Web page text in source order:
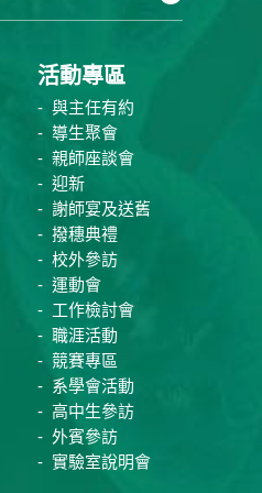
活動專區
與主任有約
導生聚會
親師座談會
迎新
謝師宴及送舊
撥穗典禮
校外參訪
運動會
工作檢討會
職涯活動
競賽專區
系學會活動
高中生參訪
外賓參訪
實驗室說明會